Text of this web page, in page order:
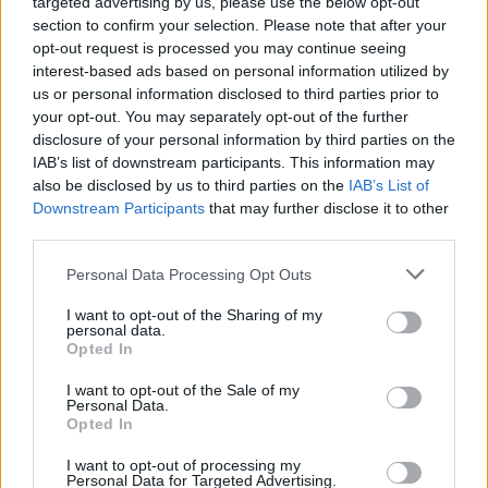
section to confirm your selection. Please note that after your
opt-out request is processed you may continue seeing
interest-based ads based on personal information utilized by
us or personal information disclosed to third parties prior to
your opt-out. You may separately opt-out of the further
disclosure of your personal information by third parties on the
IAB’s list of downstream participants. This information may
also be disclosed by us to third parties on the IAB’s List of
Downstream Participants that may further disclose it to other
Personal Data Processing Opt Outs
I want to opt-out of the Sharing of my
personal data.
Opted In
I want to opt-out of the Sale of my
Personal Data.
Opted In
I want to opt-out of processing my
Personal Data for Targeted Advertising.
ταχύτητα, οδήγηση υπό την επήρεια αλκοόλ,
αντικανονικό προσπέρασμα, κ.λπ., καθώς και
παραβάσεων που ευθύνονται για την πρόκληση
σοβαρών τροχαίων ατυχημάτων, όπως η χρήση
κινητών τηλεφώνων κατά την οδήγηση).
Επιπλέον, καθόλη τη διάρκεια εφαρμογής των
μέτρων, θα βρίσκονται σε αυξημένη επιχειρησιακή
ετοιμότητα τόσο το προσωπικό, όσο και τα μέσα
Τροχαίας. Συγκεκριμένα, θα διατεθούν περιπολικά,
μοτοσικλέτες και συμβατικά οχήματα, με το
ανάλογο προσωπικό και εξοπλισμό για την
αποτελεσματική αστυνόμευση του οδικού δικτύου
της χώρας.
Κατά την εορταστική περίοδο θα ισχύουν οι
απαγορεύσεις κίνησης φορτηγών αυτοκινήτων